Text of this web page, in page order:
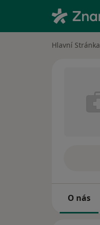
Hlavní Stránka
O nás